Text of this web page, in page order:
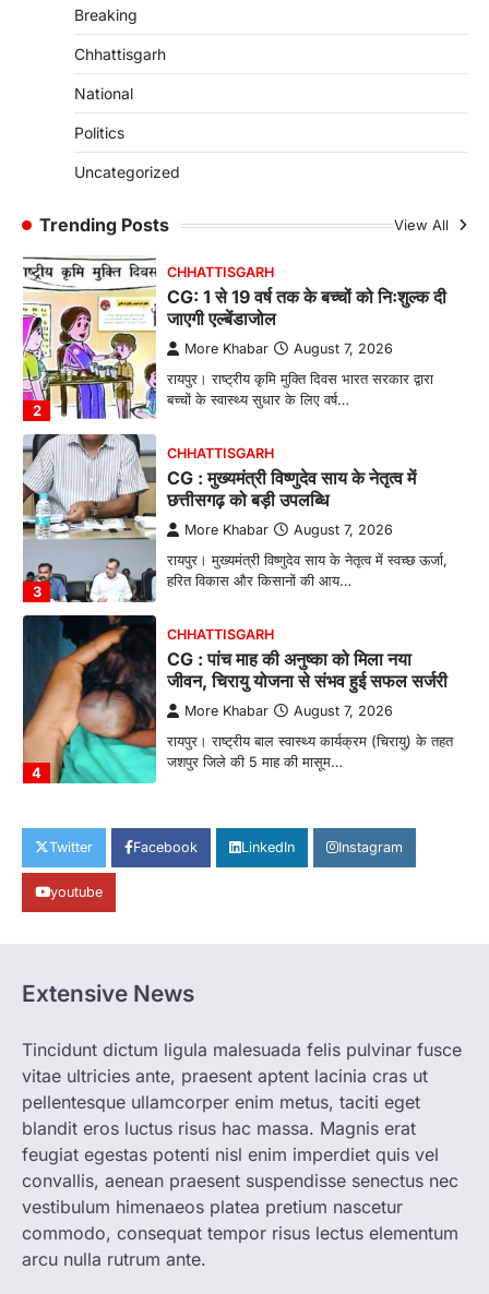
Breaking
Chhattisgarh
National
Politics
Uncategorized
Trending Posts View All
जशपुर जिले की 5 माह की मासूम…
CG: छिपली की दीदियों का कमाल, बकरी
बनाने की दिशा में जिले के नगरी…
2
CHHATTISGARH
CG: 1 से 19 वर्ष तक के बच्चों को निःशुल्क दी
जाएगी एल्बेंडाजोल
More Khabar August 7, 2026
रायपुर। राष्ट्रीय कृमि मुक्ति दिवस भारत सरकार द्वारा
बच्चों के स्वास्थ्य सुधार के लिए वर्ष…
3
CHHATTISGARH
CG : मुख्यमंत्री विष्णुदेव साय के नेतृत्व में
छत्तीसगढ़ को बड़ी उपलब्धि
More Khabar August 7, 2026
रायपुर। मुख्यमंत्री विष्णुदेव साय के नेतृत्व में स्वच्छ ऊर्जा,
हरित विकास और किसानों की आय…
4
CHHATTISGARH
CG : पांच माह की अनुष्का को मिला नया
जीवन, चिरायु योजना से संभव हुई सफल सर्जरी
More Khabar August 7, 2026
रायपुर। राष्ट्रीय बाल स्वास्थ्य कार्यक्रम (चिरायु) के तहत
जशपुर जिले की 5 माह की मासूम…
CG: छिपली की दीदियों का कमाल, बकरी
पालन से बढ़ी आय और मजबूत हुआ आत्मविश्वास
बनाने की दिशा में जिले के नगरी…
2
CHHATTISGARH
जाएगी एल्बेंडाजोल
More Khabar August 7, 2026
रायपुर। राष्ट्रीय कृमि मुक्ति दिवस भारत सरकार द्वारा
बच्चों के स्वास्थ्य सुधार के लिए वर्ष…
CHHATTISGARH
CG : मुख्यमंत्री विष्णुदेव साय के नेतृत्व में
छत्तीसगढ़ को बड़ी उपलब्धि
More Khabar
Twitter Facebook LinkedIn Instagram
youtube
Extensive News
Tincidunt dictum ligula malesuada felis pulvinar fusce
vitae ultricies ante, praesent aptent lacinia cras ut
pellentesque ullamcorper enim metus, taciti eget
blandit eros luctus risus hac massa. Magnis erat
feugiat egestas potenti nisl enim imperdiet quis vel
convallis, aenean praesent suspendisse senectus nec
vestibulum himenaeos platea pretium nascetur
commodo, consequat tempor risus lectus elementum
arcu nulla rutrum ante.